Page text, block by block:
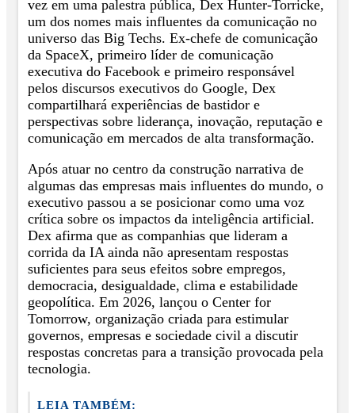
vez em uma palestra pública, Dex Hunter-Torricke,
um dos nomes mais influentes da comunicação no
universo das Big Techs. Ex-chefe de comunicação
da SpaceX, primeiro líder de comunicação
executiva do Facebook e primeiro responsável
pelos discursos executivos do Google, Dex
compartilhará experiências de bastidor e
perspectivas sobre liderança, inovação, reputação e
comunicação em mercados de alta transformação.
Após atuar no centro da construção narrativa de
algumas das empresas mais influentes do mundo, o
executivo passou a se posicionar como uma voz
crítica sobre os impactos da inteligência artificial.
Dex afirma que as companhias que lideram a
corrida da IA ainda não apresentam respostas
suficientes para seus efeitos sobre empregos,
democracia, desigualdade, clima e estabilidade
geopolítica. Em 2026, lançou o Center for
Tomorrow, organização criada para estimular
governos, empresas e sociedade civil a discutir
respostas concretas para a transição provocada pela
tecnologia.
LEIA TAMBÉM: